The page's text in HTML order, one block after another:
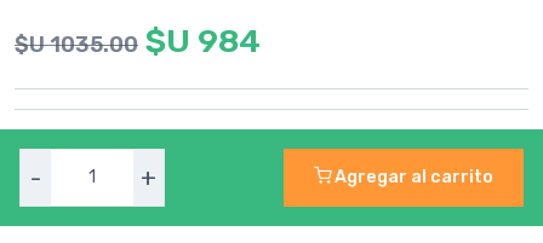
$U 1035.00 $U 984
- + Agregar al carrito